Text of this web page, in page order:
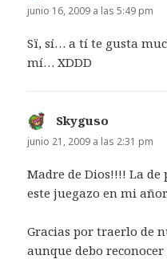
junio 16, 2009 a las 5:49 pm
Sï, sí… a tí te gusta
mí… XDDD
Skyguso
junio 21, 2009 a las 2:31 pm
Madre de Dios!!!! La de
este juegazo en mi
Gracias por traerlo de
aunque debo